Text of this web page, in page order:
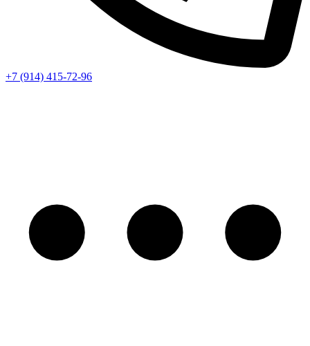
+7 (914) 415-72-96